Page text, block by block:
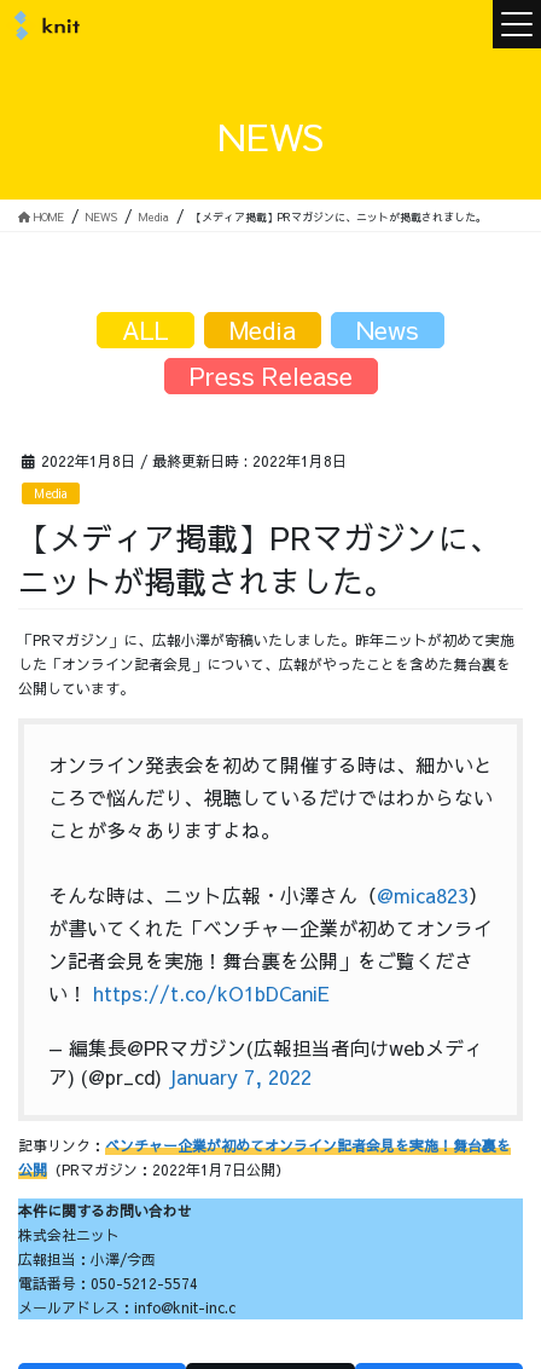
サービス
採用情報
お問い合わせ
NEWS
HOME NEWS Media 【メディア掲載】PRマガジンに、ニットが掲載されました。
2022年1月8日 / 最終更新日時 : 2022年1月8日
Media
【メディア掲載】PRマガジンに、
ニットが掲載されました。
「PRマガジン」に、広報小澤が寄稿いたしました。昨年ニットが初めて実施
した「オンライン記者会見」について、広報がやったことを含めた舞台裏を
公開しています。
オンライン発表会を初めて開催する時は、細かいと
ころで悩んだり、視聴しているだけではわからない
ことが多々ありますよね。
そんな時は、ニット広報・小澤さん（@mica823）
が書いてくれた「ベンチャー企業が初めてオンライ
ン記者会見を実施！舞台裏を公開」をご覧くださ
い！ https://t.co/kO1bDCaniE
— 編集長@PRマガジン(広報担当者向けwebメディ
ア) (@pr_cd) January 7, 2022
記事リンク： ベンチャー企業が初めてオンライン記者会見を実施！舞台裏を
公開 （PRマガジン：2022年1月7日公開）
本件に関するお問い合わせ
株式会社ニット
広報担当：小澤/今西
電話番号：050-5212-5574
メールアドレス：info@knit-inc.c
ALL Media
News
Press Release